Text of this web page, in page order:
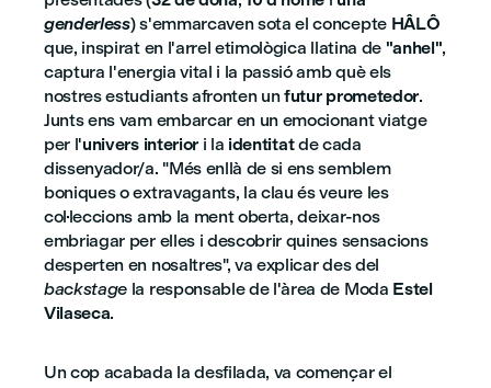
genderless) s'emmarcaven sota el concepte HÂLÔ
que, inspirat en l'arrel etimològica llatina de "anhel",
captura l'energia vital i la passió amb què els
nostres estudiants afronten unfutur prometedor.
Junts ens vam embarcar en un emocionant viatge
per l'univers interiori la identitatde cada
dissenyador/a. "Més enllà de si ens semblem
boniques o extravagants, la clau és veure les
col·leccions amb la ment oberta, deixar-nos
embriagar per elles i descobrir quines sensacions
desperten en nosaltres", va explicar des del
backstage la responsable de l'àrea de Moda Estel
Vilaseca.
Un cop acabada la desfilada, va començar el